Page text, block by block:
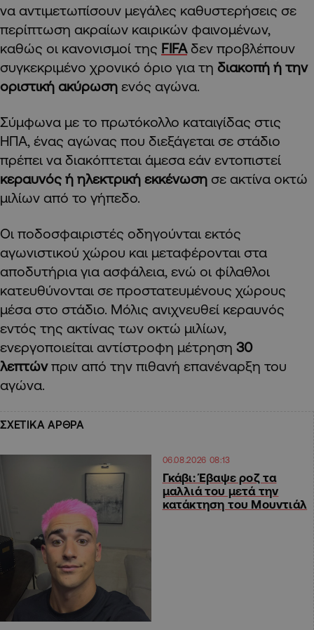
να αντιμετωπίσουν μεγάλες καθυστερήσεις σε
περίπτωση ακραίων καιρικών φαινομένων,
καθώς οι κανονισμοί της FIFA δεν προβλέπουν
συγκεκριμένο χρονικό όριο για τη διακοπή ή την
οριστική ακύρωση ενός αγώνα.
Σύμφωνα με το πρωτόκολλο καταιγίδας στις
ΗΠΑ, ένας αγώνας που διεξάγεται σε στάδιο
πρέπει να διακόπτεται άμεσα εάν εντοπιστεί
κεραυνός ή ηλεκτρική εκκένωση σε ακτίνα οκτώ
μιλίων από το γήπεδο.
Οι ποδοσφαιριστές οδηγούνται εκτός
αγωνιστικού χώρου και μεταφέρονται στα
αποδυτήρια για ασφάλεια, ενώ οι φίλαθλοι
κατευθύνονται σε προστατευμένους χώρους
μέσα στο στάδιο. Μόλις ανιχνευθεί κεραυνός
εντός της ακτίνας των οκτώ μιλίων,
ενεργοποιείται αντίστροφη μέτρηση 30
λεπτώνπριν από την πιθανή επανέναρξη του
αγώνα.
ΣΧΕΤΙΚΑ ΑΡΘΡΑ
06.08.2026 08:13
Γκάβι: Έβαψε ροζ τα
μαλλιά του μετά την
κατάκτηση του Μουντιάλ